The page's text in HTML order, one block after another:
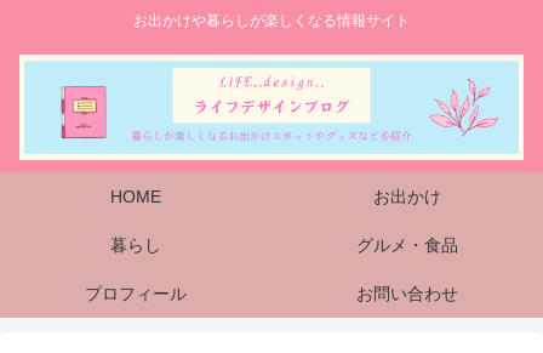
お出かけや暮らしが楽しくなる情報サイト
HOME お出かけ
暮らし グルメ・食品
プロフィール お問い合わせ